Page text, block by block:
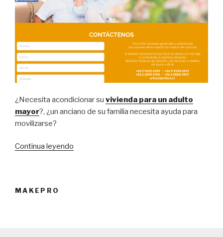
¿Necesita acondicionar su vivienda para un adulto
mayor?, ¿un anciano de su familia necesita ayuda para
movilizarse?
Continua leyendo
MAKEPRO